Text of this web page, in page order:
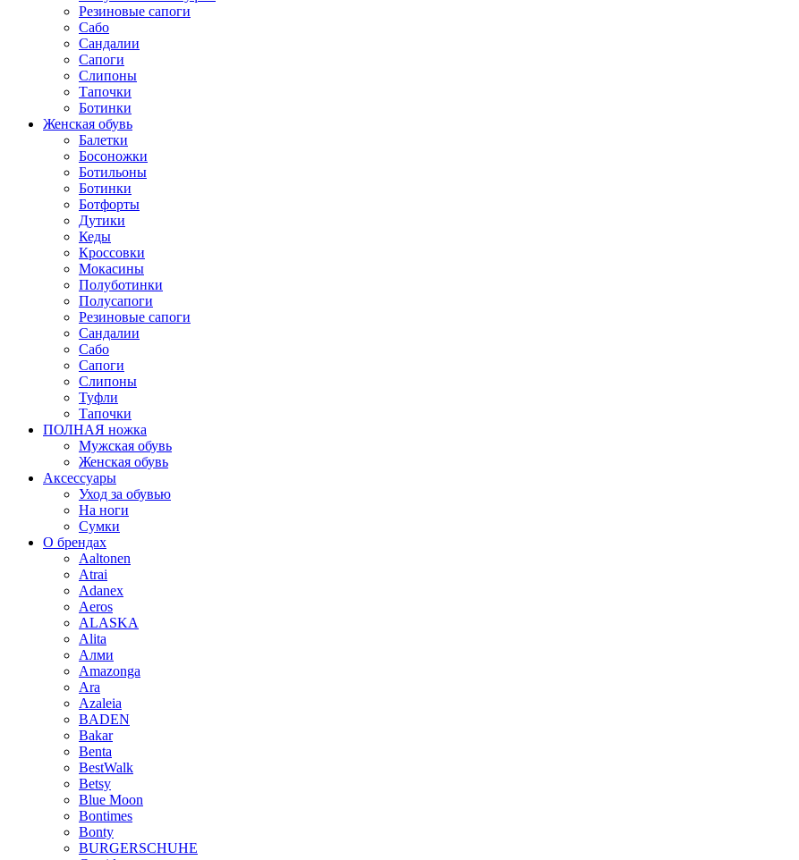
Резиновые сапоги
Сабо
Сандалии
Сапоги
Слипоны
Тапочки
Ботинки
Женская обувь
Балетки
Босоножки
Ботильоны
Ботинки
Ботфорты
Дутики
Кеды
Кроссовки
Мокасины
Полуботинки
Полусапоги
Резиновые сапоги
Сандалии
Сабо
Сапоги
Слипоны
Туфли
Тапочки
ПОЛНАЯ ножка
Мужская обувь
Женская обувь
Аксессуары
Уход за обувью
На ноги
Сумки
О брендах
Aaltonen
Atrai
Adanex
Aeros
ALASKA
Alita
Алми
Amazonga
Ara
Azaleia
BADEN
Bakar
Benta
BestWalk
Betsy
Blue Moon
Bontimes
Bonty
BURGERSCHUHE